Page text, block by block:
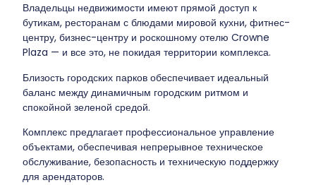
Владельцы недвижимости имеют прямой доступ к
бутикам, ресторанам с блюдами мировой кухни, фитнес-
центру, бизнес-центру и роскошному отелю Crowne
Plaza — и все это, не покидая территории комплекса.
Близость городских парков обеспечивает идеальный
баланс между динамичным городским ритмом и
спокойной зеленой средой.
Комплекс предлагает профессиональное управление
объектами, обеспечивая непрерывное техническое
обслуживание, безопасность и техническую поддержку
для арендаторов.